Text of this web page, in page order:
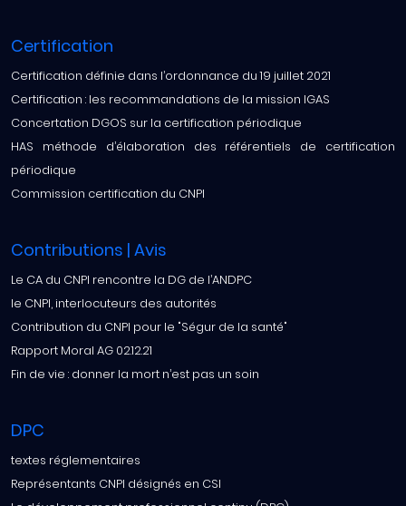
Certification
Certification définie dans l’ordonnance du 19 juillet 2021
Certification : les recommandations de la mission IGAS
Concertation DGOS sur la certification périodique
HAS méthode d’élaboration des référentiels de certification
périodique
Commission certification du CNPI
Contributions | Avis
Le CA du CNPI rencontre la DG de l’ANDPC
le CNPI, interlocuteurs des autorités
Contribution du CNPI pour le "Ségur de la santé"
Rapport Moral AG 02.12.21
Fin de vie : donner la mort n’est pas un soin
DPC
textes réglementaires
Représentants CNPI désignés en CSI